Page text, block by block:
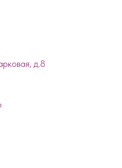
д.8